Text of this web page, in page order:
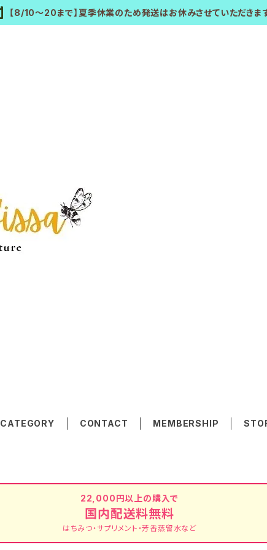
【8/10～20まで】夏季休業のため発送はお休みさせていただきま
CATEGORY CONTACT MEMBERSHIP
22,000円以上の購入で
国内配送料無料
はちみつ・サプリメント・芳香蒸留水など